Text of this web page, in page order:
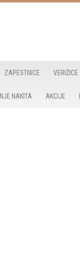
ZAPESTNICE VERIŽICE
NAKITA AKCIJE